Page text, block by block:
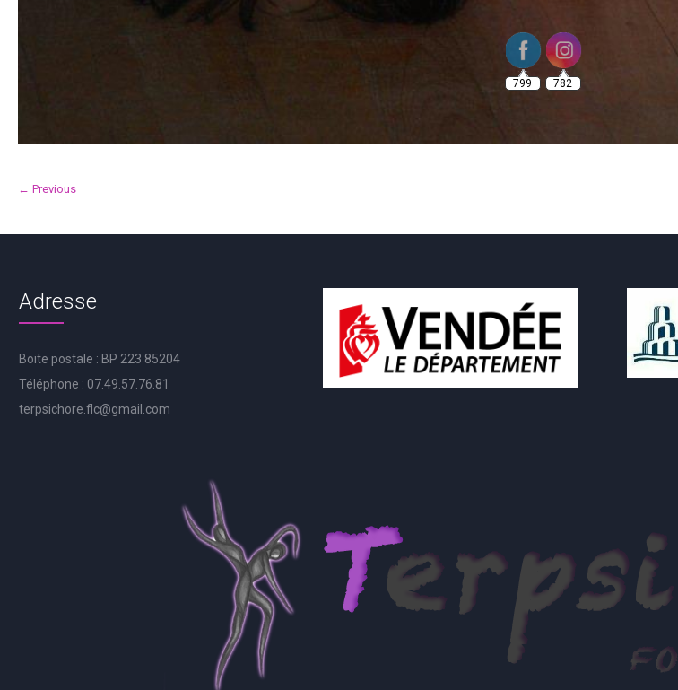
← Previous
Adresse
Boite postale : BP 223 85204
Téléphone : 07.49.57.76.81
terpsichore.flc@gmail.com